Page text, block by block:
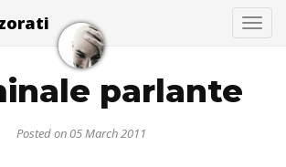
parlante
Posted on 05 March 2011